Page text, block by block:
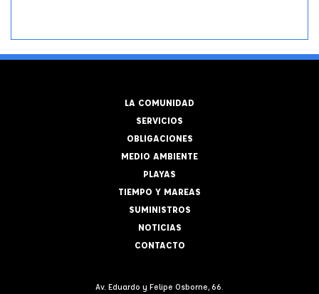
LA COMUNIDAD
SERVICIOS
OBLIGACIONES
MEDIO AMBIENTE
PLAYAS
TIEMPO Y MAREAS
SUMINISTROS
NOTICIAS
CONTACTO
Av. Eduardo y Felipe Osborne, 66.